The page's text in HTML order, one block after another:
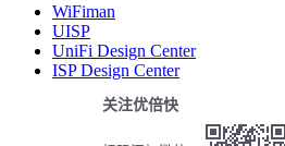
WiFiman
UISP
UniFi Design Center
ISP Design Center
关注优倍快